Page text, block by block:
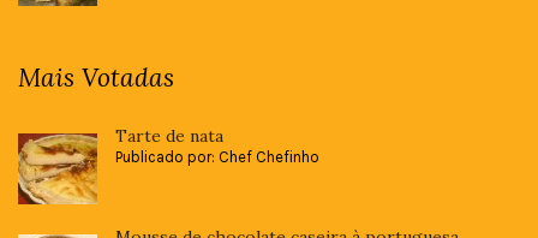
Mais Votadas
Tarte de nata
Publicado por: Chef Chefinho